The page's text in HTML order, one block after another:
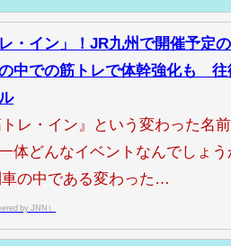
・イン」！JR九州で開催予定
中での筋トレで体幹強化も 往
レ・イン』という変わった名
体どんなイベントなんでしょう
の中である変わった…
by JNN）